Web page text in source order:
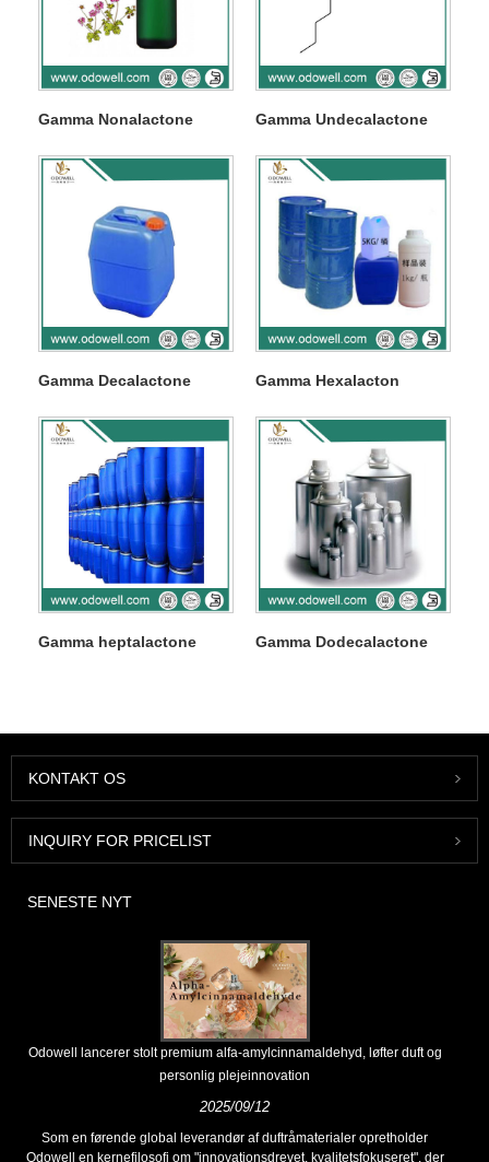
Gamma Nonalactone Gamma Undecalactone
Gamma Decalactone Gamma Hexalacton
Gamma heptalactone Gamma Dodecalactone
KONTAKT OS
INQUIRY FOR PRICELIST
SENESTE NYT
Odowell lancerer stolt premium alfa-amylcinnamaldehyd, løfter duft og
personlig plejeinnovation
2025/09/12
Som en førende global leverandør af duftråmaterialer opretholder
Odowell en kernefilosofi om "innovationsdrevet, kvalitetsfokuseret", der